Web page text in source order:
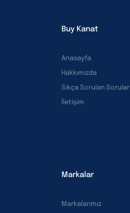
Buy Kanat
Anasayfa
Hakkımızda
Sıkça Sorulan Sorular
İletişim
Markalar
Markalarımız